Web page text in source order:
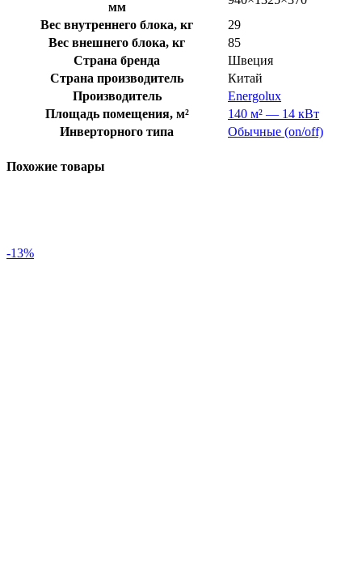
мм
Вес внутреннего блока, кг
29
Вес внешнего блока, кг
85
Страна бренда
Швеция
Страна производитель
Китай
Производитель
Energolux
Площадь помещения, м²
140 м² — 14 кВт
Инверторного типа
Обычные (on/off)
Похожие товары
-13%